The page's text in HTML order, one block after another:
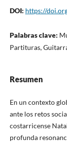
DOI: https://
Palabras clave:
Partituras,
Resumen
En un contexto
ante los retos
costarricense
profunda